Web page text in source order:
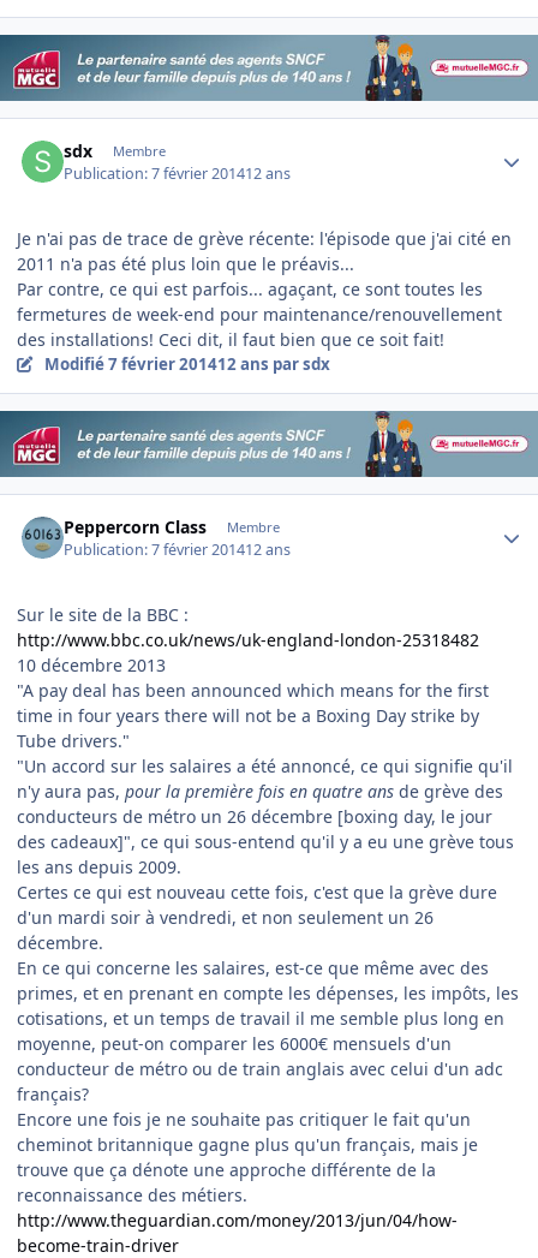
sdx Membre
Publication:7 février 201412 ans
Je n'ai pas de trace de grève récente: l'épisode que j'ai cité en
2011 n'a pas été plus loin que le préavis...
Par contre, ce qui est parfois... agaçant, ce sont toutes les
fermetures de week-end pour maintenance/renouvellement
des installations! Ceci dit, il faut bien que ce soit fait!
Modifié7 février 201412 ans par sdx
Peppercorn Class Membre
Publication:7 février 201412 ans
Sur le site de la BBC :
http://www.bbc.co.uk/news/uk-england-london-25318482
10 décembre 2013
"A pay deal has been announced which means for the first
time in four years there will not be a Boxing Day strike by
Tube drivers."
"Un accord sur les salaires a été annoncé, ce qui signifie qu'il
n'y aura pas, pour la première fois en quatre ans de grève des
conducteurs de métro un 26 décembre [boxing day, le jour
des cadeaux]", ce qui sous-entend qu'il y a eu une grève tous
les ans depuis 2009.
Certes ce qui est nouveau cette fois, c'est que la grève dure
d'un mardi soir à vendredi, et non seulement un 26
décembre.
En ce qui concerne les salaires, est-ce que même avec des
primes, et en prenant en compte les dépenses, les impôts, les
cotisations, et un temps de travail il me semble plus long en
moyenne, peut-on comparer les 6000€ mensuels d'un
conducteur de métro ou de train anglais avec celui d'un adc
français?
Encore une fois je ne souhaite pas critiquer le fait qu'un
cheminot britannique gagne plus qu'un français, mais je
trouve que ça dénote une approche différente de la
reconnaissance des métiers.
http://www.theguardian.com/money/2013/jun/04/how-
become-train-driver